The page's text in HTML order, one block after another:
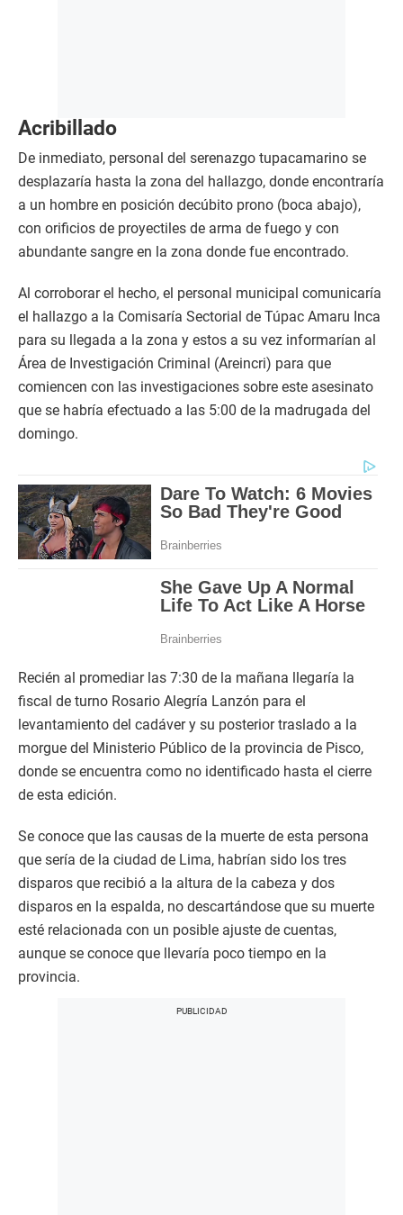
Acribillado
De inmediato, personal del serenazgo tupacamarino se
desplazaría hasta la zona del hallazgo, donde encontraría
a un hombre en posición decúbito prono (boca abajo),
con orificios de proyectiles de arma de fuego y con
abundante sangre en la zona donde fue encontrado.
Al corroborar el hecho, el personal municipal comunicaría
el hallazgo a la Comisaría Sectorial de Túpac Amaru Inca
para su llegada a la zona y estos a su vez informarían al
Área de Investigación Criminal (Areincri) para que
comiencen con las investigaciones sobre este asesinato
que se habría efectuado a las 5:00 de la madrugada del
domingo.
Recién al promediar las 7:30 de la mañana llegaría la
fiscal de turno Rosario Alegría Lanzón para el
levantamiento del cadáver y su posterior traslado a la
morgue del Ministerio Público de la provincia de Pisco,
donde se encuentra como no identificado hasta el cierre
de esta edición.
Se conoce que las causas de la muerte de esta persona
que sería de la ciudad de Lima, habrían sido los tres
disparos que recibió a la altura de la cabeza y dos
disparos en la espalda, no descartándose que su muerte
esté relacionada con un posible ajuste de cuentas,
aunque se conoce que llevaría poco tiempo en la
provincia.